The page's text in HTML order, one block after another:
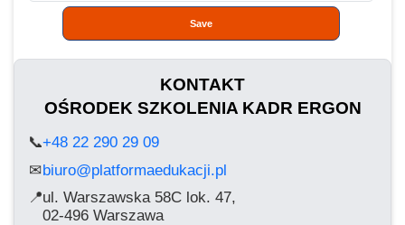
Save
KONTAKT
OŚRODEK SZKOLENIA KADR ERGON
📞+48 22 290 29 09
✉biuro@platformaedukacji.pl
📍ul. Warszawska 58C lok. 47,
02-496 Warszawa